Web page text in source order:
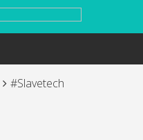
#Slavetech